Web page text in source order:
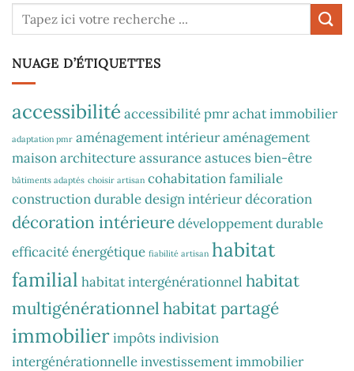
NUAGE D’ÉTIQUETTES
accessibilité accessibilité pmrachat immobilier
adaptation pmr aménagement intérieuraménagement
maisonarchitectureassuranceastuces bien-être
bâtiments adaptés choisir artisan cohabitation familiale
construction durabledesign intérieurdécoration
décoration intérieuredéveloppement durable
efficacité énergétique fiabilité artisan habitat
familial habitat intergénérationnel habitat
multigénérationnelhabitat partagé
immobilierimpôts indivision
intergénérationnelleinvestissement immobilier